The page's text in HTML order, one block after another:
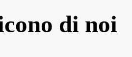
di noi